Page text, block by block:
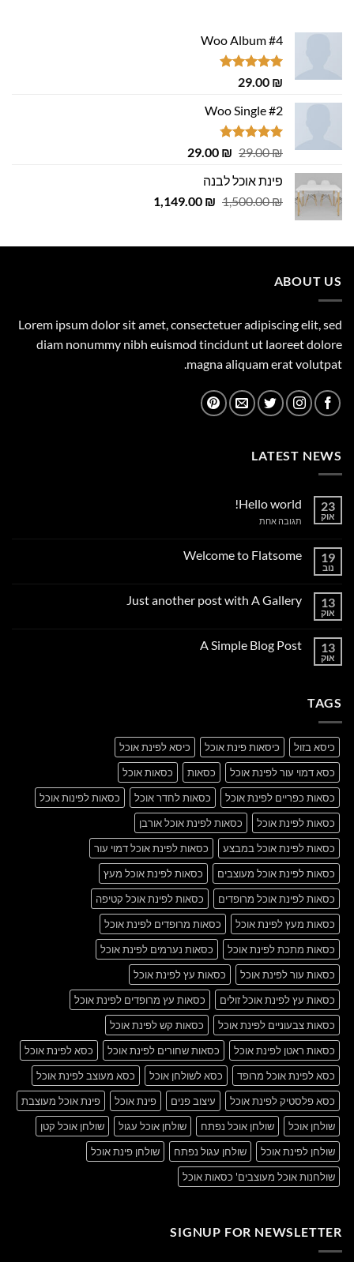
Woo Album #4
דורג5.00
29.00 ₪
Woo Single #2
דורג4.75
29.00₪
המחיר
היה:
29.00 ₪.
29.00 ₪
המחיר
29.00 ₪.
פינת אוכל לבנה
1,500.00₪
המחיר
1,500.00 ₪.
1,149.00 ₪
המחיר
1,149.00 ₪.
ABOUT US
Lorem ipsum dolor sit amet, consectetuer adipiscing elit, sed
diam nonummy nibh euismod tincidunt ut laoreet dolore
magna aliquam erat volutpat.
LATEST NEWS
23
אוק
Hello world!
תגובה אחתעל
19
נוב
Welcome to Flatsome
Welcome
13
אוק
Just another post with A Gallery
Just
13
אוק
A Simple Blog Post
TAGS
כיסא בזול כיסאות פינת אוכל
כיסא לפינת אוכל
כסא דמוי עור לפינת אוכל
כסאות
כסאות אוכל
כסאות כפריים לפינת אוכל
כסאות לחדר אוכל
כסאות לפינות אוכל
כסאות לפינת אוכל
כסאות לפינת אוכל אורבן
כסאות לפינת אוכל במבצע
כסאות לפינת אוכל דמוי עור
כסאות לפינת אוכל מעוצבים
כסאות לפינת אוכל מעץ
כסאות לפינת אוכל מרופדים
כסאות לפינת אוכל קטיפה
כסאות מעץ לפינת אוכל
כסאות מרופדים לפינת אוכל
כסאות מתכת לפינת אוכל
כסאות נערמים לפינת אוכל
כסאות עור לפינת אוכל
כסאות עץ לפינת אוכל
כסאות עץ לפינת אוכל זולים
כסאות עץ מרופדים לפינת אוכל
כסאות צבעוניים לפינת אוכל
כסאות קש לפינת אוכל
כסאות ראטן לפינת אוכל
כסאות שחורים לפינת אוכל
כסא לפינת אוכל
כסא לפינת אוכל מרופד
כסא לשולחן אוכל
כסא מעוצב לפינת אוכל
כסא פלסטיק לפינת אוכל
עיצוב פנים פינת אוכל
פינת אוכל מעוצבת
שולחן אוכל
שולחן אוכל נפתח שולחן אוכל עגול
שולחן אוכל קטן
שולחן לפינת אוכל
שולחן עגול נפתח
שולחן פינת אוכל
שולחנות אוכל מעוצבים' כסאות אוכל
SIGNUP FOR NEWSLETTER